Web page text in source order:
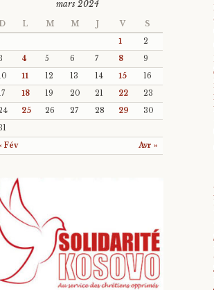
mars 2024
D L M M J V S
Fév Avr »
1
2
4 5 6 7 8
9
11 12 13 14 15
16
18 19 20 21 22
23
25 26 27 28 29
30